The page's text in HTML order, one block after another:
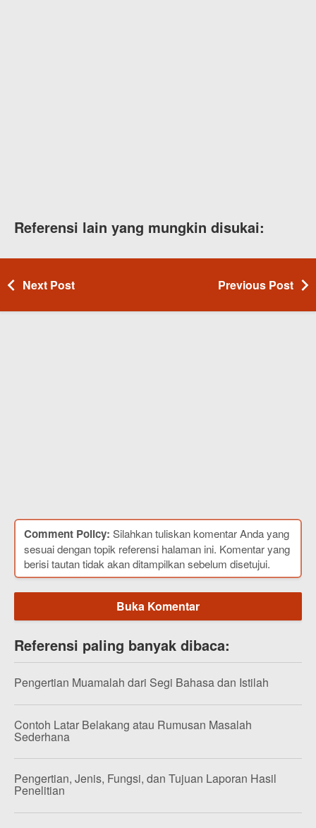
Referensi lain yang mungkin disukai:
Next Post Previous Post
Comment Policy: Silahkan tuliskan komentar Anda yang
sesuai dengan topik referensi halaman ini. Komentar yang
berisi tautan tidak akan ditampilkan sebelum disetujui.
Buka Komentar
Referensi paling banyak dibaca:
Pengertian Muamalah dari Segi Bahasa dan Istilah
Contoh Latar Belakang atau Rumusan Masalah
Sederhana
Pengertian, Jenis, Fungsi, dan Tujuan Laporan Hasil
Penelitian